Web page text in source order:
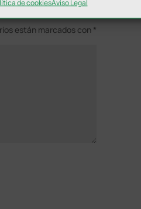
de cookiesAviso Legal
están marcados con *